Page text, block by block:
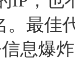
。最佳
息爆